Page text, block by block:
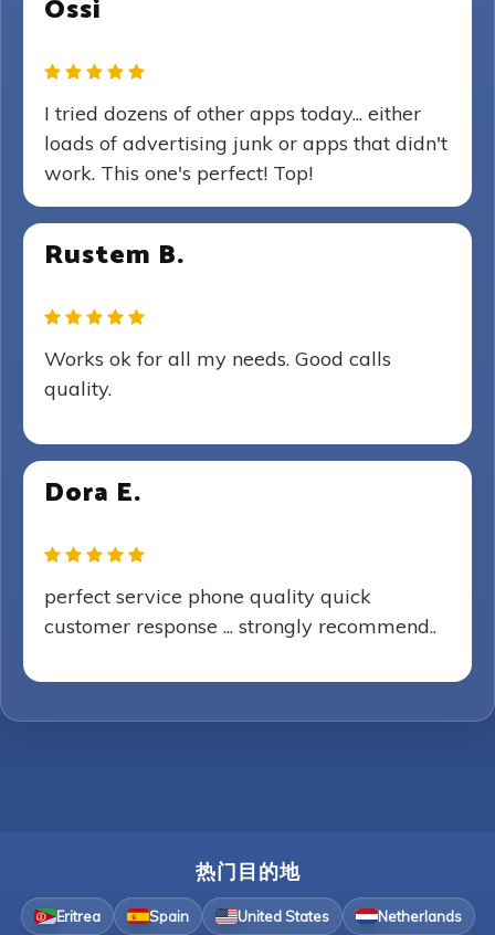
Ossi
I tried dozens of other apps today... either
loads of advertising junk or apps that didn't
work. This one's perfect! Top!
Rustem B.
Works ok for all my needs. Good calls
quality.
Dora E.
perfect service phone quality quick
customer response ... strongly recommend..
热门目的地
Eritrea Spain United States Netherlands